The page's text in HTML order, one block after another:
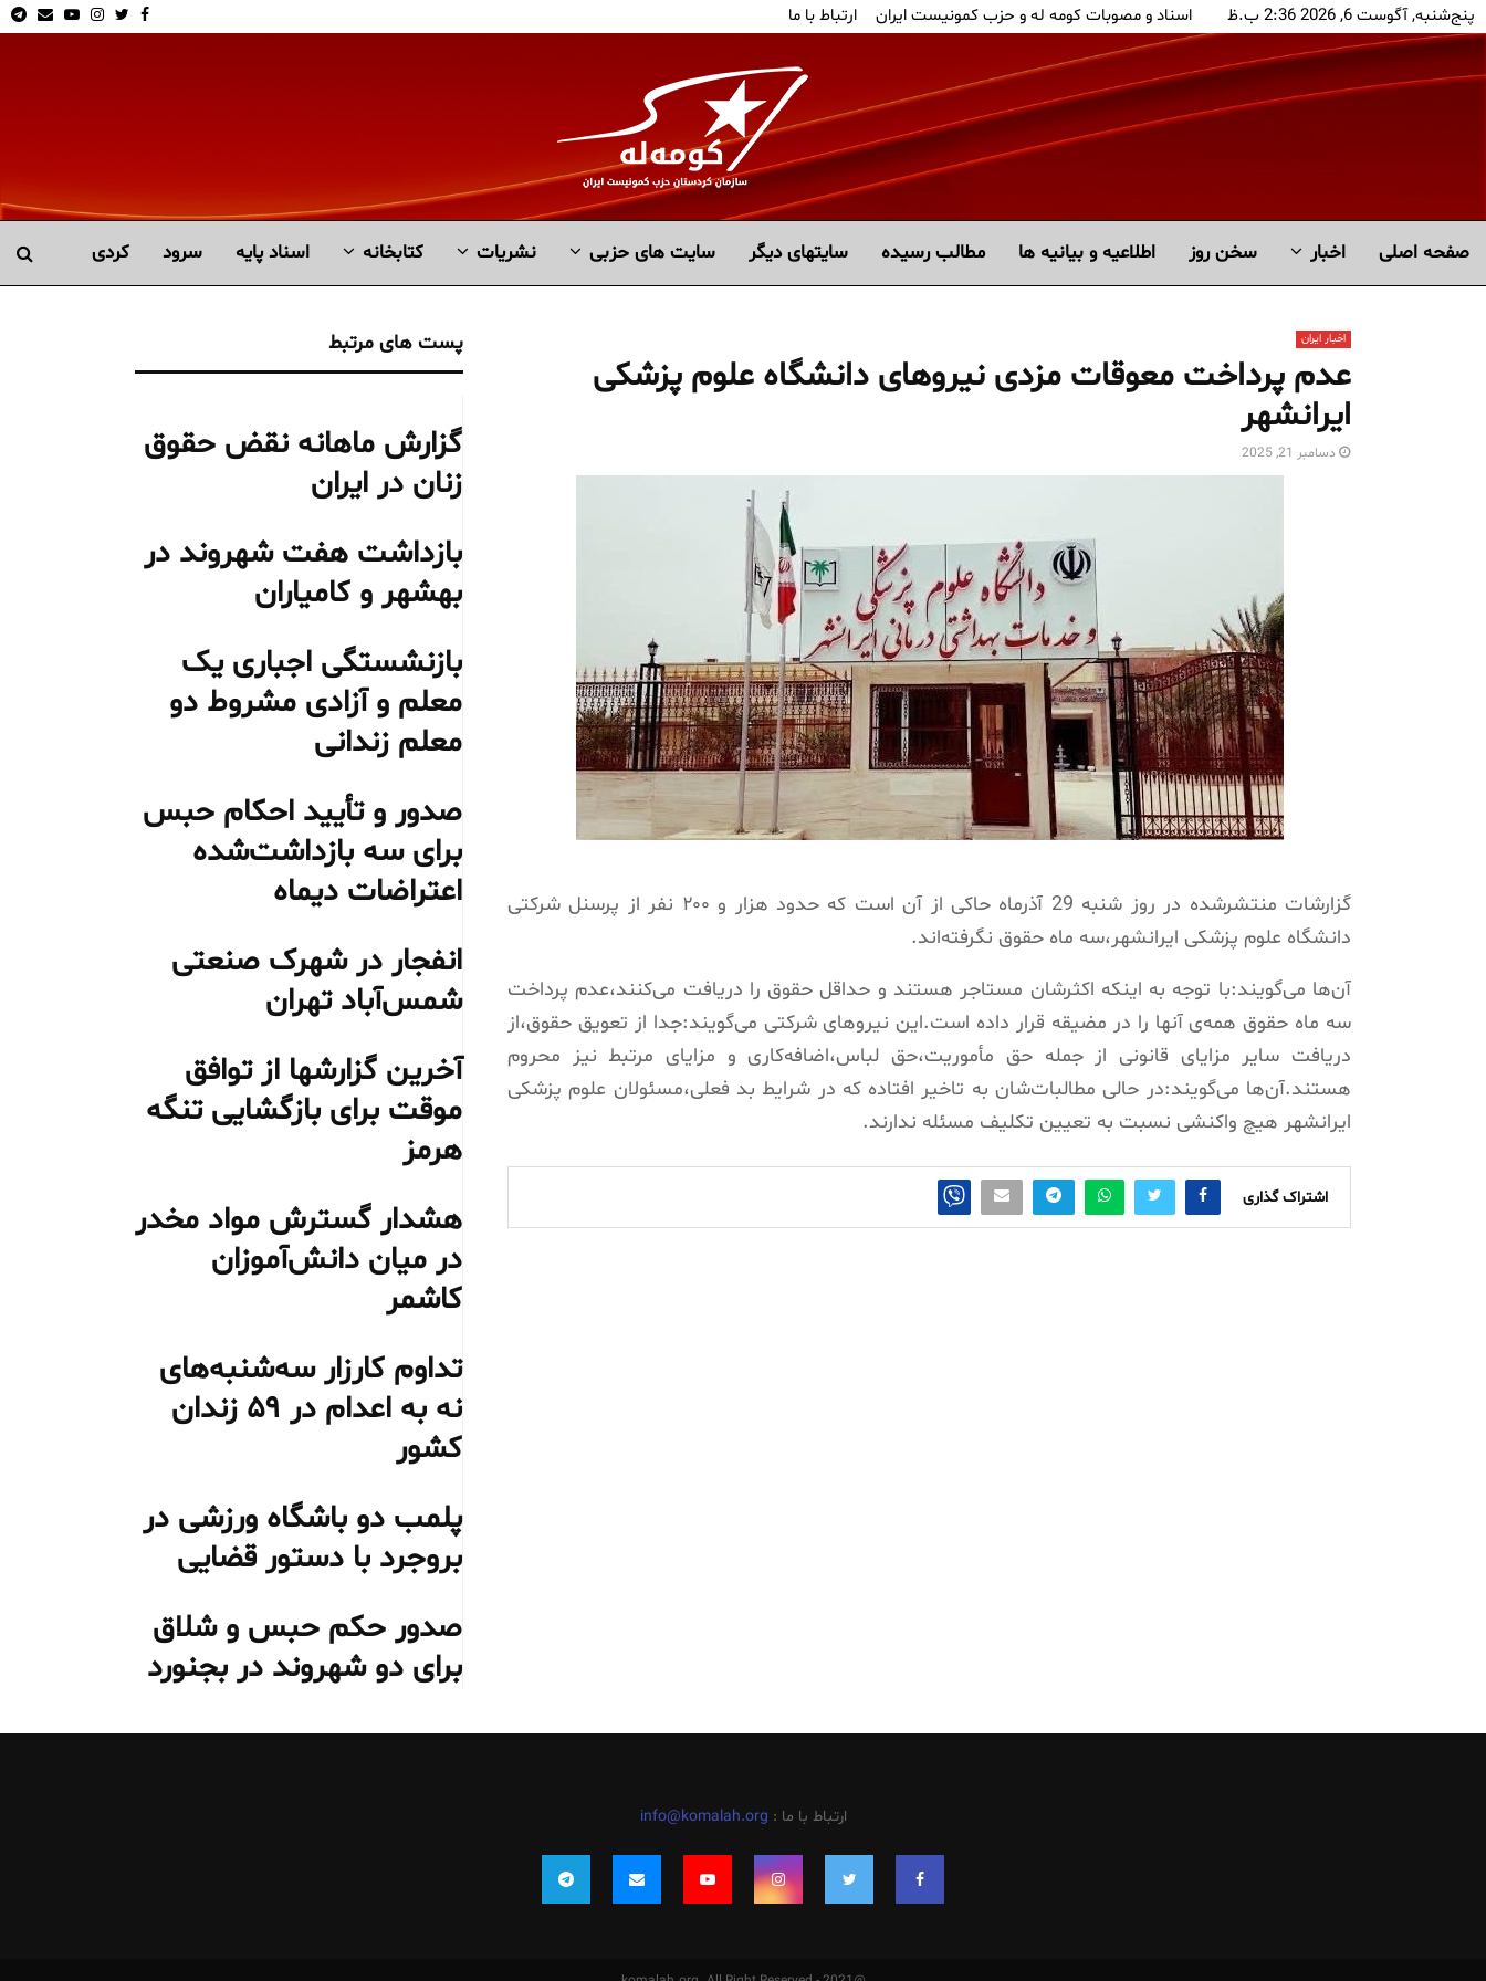
پنج‌شنبه, آگوست 6, 2026 2:36 ب.ظ اسناد و مصوبات کومه له و حزب کمونیست ایران ارتباط با ما Facebook
Twitter
Instagram
Youtube
Email
صفحه اصلی اخبار سخن روز اطلاعیه و بیانیه ها مطالب رسیده سايتهاى ديگر سایت های حزبی نشریات کتابخانە اسناد پایه سرود کردی
اخبار ایران
عدم پرداخت معوقات مزدی نیروهای دانشگاه علوم پزشکی
ایرانشهر
دسامبر 21, 2025
گزارشات منتشرشده در روز شنبه 29 آذرماه حاکی از آن است که حدود هزار و ۲۰۰ نفر از پرسنل شرکتی
دانشگاه علوم پزشکی ایرانشهر،سه ماه حقوق نگرفته‌اند.
آن‌ها می‌گویند:با توجه به اینکه اکثرشان مستاجر هستند و حداقل حقوق را دریافت می‌کنند،عدم پرداخت
سه ماه‌ حقوق همه‌ی آنها را در مضیقه قرار داده است.این نیروهای شرکتی می‌گویند:جدا از تعویق حقوق،از
دریافت سایر مزایای قانونی از جمله حق مأموریت،حق لباس،اضافه‌کاری و مزایای مرتبط نیز محروم
هستند.آن‌ها می‌گویند:در حالی مطالبات‌شان به تاخیر افتاده که در شرایط بد فعلی،مسئولان علوم پزشکی
ایرانشهر هیچ واکنشی نسبت به تعیین تکلیف مسئله ندارند.
اشتراک گذاری
پست های مرتبط
گزارش ماهانه نقض حقوق
زنان در ایران
بازداشت هفت شهروند در
بهشهر و کامیاران
بازنشستگی اجباری یک
معلم و آزادی مشروط دو
معلم زندانی
صدور و تأیید احکام حبس
برای سه بازداشت‌شده
اعتراضات دیماه
انفجار در شهرک صنعتی
شمس‌آباد تهران
آخرین گزارشها از توافق
موقت برای بازگشایی تنگه
هرمز
هشدار گسترش مواد مخدر
در میان دانش‌آموزان
کاشمر
تداوم کارزار سه‌شنبه‌های
نه به اعدام در ۵۹ زندان
کشور
پلمب دو باشگاه ورزشی در
بروجرد با دستور قضایی
صدور حکم حبس و شلاق
برای دو شهروند در بجنورد
ارتباط با ما : info@komalah.org